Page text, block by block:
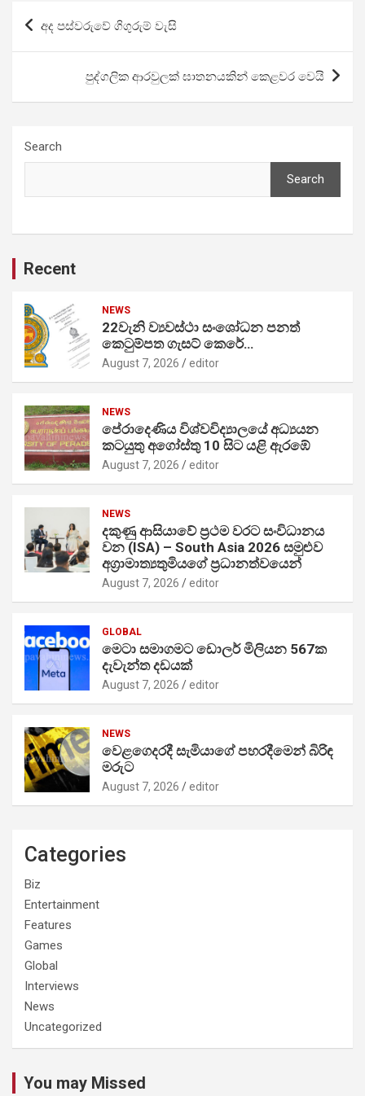
Post
navigation
අද පස්වරුවේ ගිගුරුම් වැසි
පුද්ගලික ආරවුලක් ඝාතනයකින් කෙළවර වෙයි
Search
Search
Recent
NEWS
22වැනි ව්‍යවස්ථා සංශෝධන පනත්
කෙටුම්පත ගැසට් කෙරේ…
August 7, 2026 editor
NEWS
පේරාදෙණිය විශ්වවිද්‍යාලයේ අධ්‍යයන
කටයුතු අගෝස්තු 10 සිට යළි ඇරඹේ
August 7, 2026 editor
NEWS
දකුණු ආසියාවේ ප්‍රථම වරට සංවිධානය
වන (ISA) – South Asia 2026 සමුළුව
අග්‍රාමාත්‍යතුමියගේ ප්‍රධානත්වයෙන්
August 7, 2026 editor
GLOBAL
මෙටා සමාගමට ඩොලර් මිලියන 567ක
දැවැන්ත දඩයක්
August 7, 2026 editor
NEWS
වෙළගෙදරදී සැමියාගේ පහරදීමෙන් බිරිඳ
මරුට
August 7, 2026 editor
Categories
Biz
Entertainment
Features
Games
Global
Interviews
News
Uncategorized
You may Missed